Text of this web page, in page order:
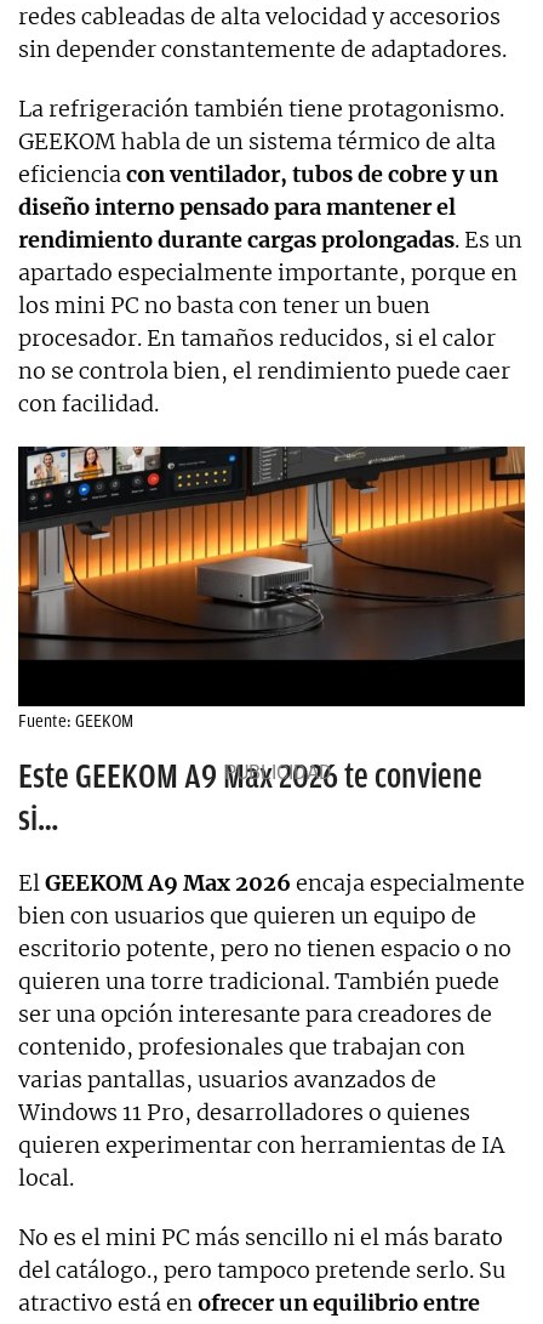
redes cableadas de alta velocidad y accesorios
sin depender constantemente de adaptadores.
La refrigeración también tiene protagonismo.
GEEKOM habla de un sistema térmico de alta
eficienciacon ventilador, tubos de cobre y un
diseño interno pensado para mantener el
rendimiento durante cargas prolongadas. Es un
apartado especialmente importante, porque en
los mini PC no basta con tener un buen
procesador. En tamaños reducidos, si el calor
no se controla bien, el rendimiento puede caer
con facilidad.
Fuente: GEEKOM
Este GEEKOM A9 Max 2026 te conviene
si…
ElGEEKOM A9 Max 2026 encaja especialmente
bien con usuarios que quieren un equipo de
escritorio potente, pero no tienen espacio o no
quieren una torre tradicional. También puede
ser una opción interesante para creadores de
contenido, profesionales que trabajan con
varias pantallas, usuarios avanzados de
Windows 11 Pro, desarrolladores o quienes
quieren experimentar con herramientas de IA
local.
No es el mini PC más sencillo ni el más barato
del catálogo., pero tampoco pretende serlo. Su
atractivo está enofrecer un equilibrio entre